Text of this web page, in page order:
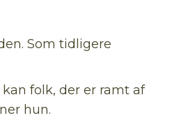
Som tidligere
folk, der er ramt af
hun.